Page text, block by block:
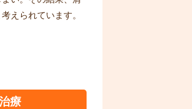
えられています。
療